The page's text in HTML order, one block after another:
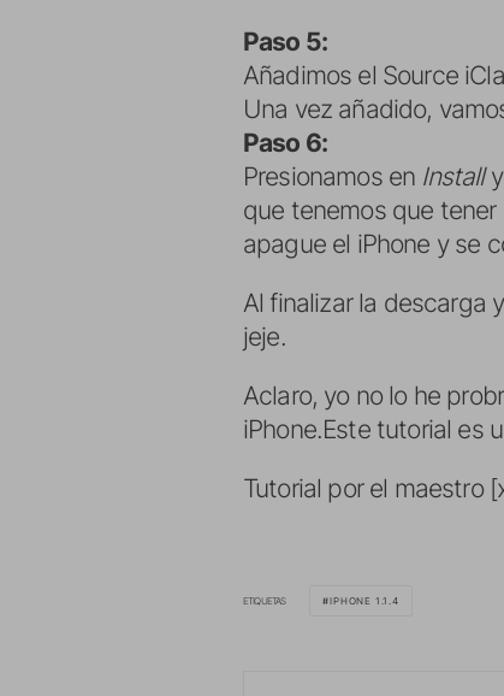
Paso 5:
Añadimos el Source
Una vez añadido,
Paso 6:
Presionamos en Instally
que tenemos que
apague el iPhone y se
Al finalizar la descarga
jeje.
Aclaro, yo no lo he
iPhone.Este tutorial es
Tutorial por el maestro
ETIQUETAS IPHONE 1.1.4